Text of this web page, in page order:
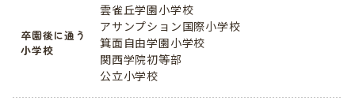
卒園後に通う
小学校
雲雀丘学園小学校
アサンプション国際小学校
箕面自由学園小学校
関西学院初等部
公立小学校